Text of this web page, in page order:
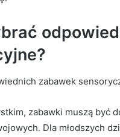
zabawek
zabawki muszą być
Dla młodszych